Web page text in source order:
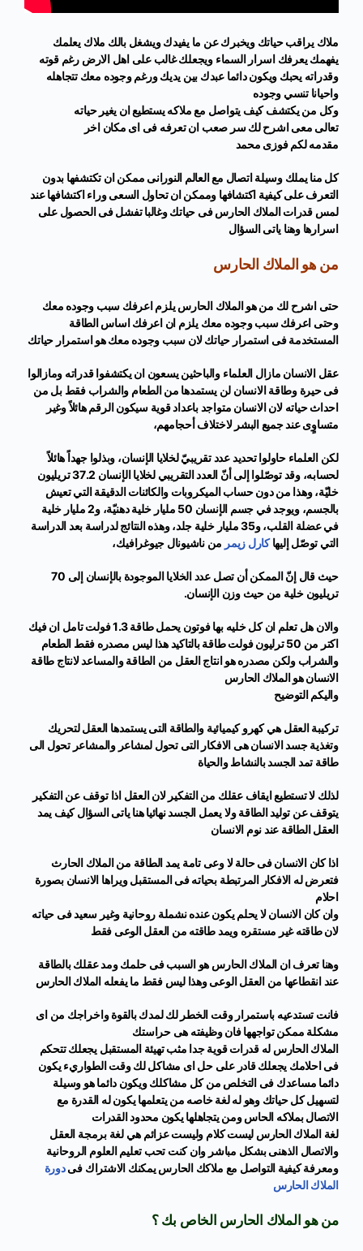
ملاك يراقب حياتك ويخبرك عن ما يفيدك ويشغل بالك ملاك يعلمك
يفهمك يعرفك اسرار السماء ويجعلك غالب على اهل الارض رغم قوته
وقدراته يحبك ويكون دائما عبدك بين يديك ورغم وجوده معك تتجاهله
واحيانا تنسي وجوده
وكل من يكتشف كيف يتواصل مع ملاكه يستطيع ان يغير حياته
تعالى معى اشرح لك سر صعب ان تعرفه فى اى مكان اخر
مقدمه لكم فوزى محمد
كل منا يملك وسيلة اتصال مع العالم النورانى ممكن ان تكتشفها بدون
التعرف على كيفية اكتشافها وممكن ان تحاول السعى وراء اكتشافها عند
لمس قدرات الملاك الحارس فى حياتك وغالبا تفشل فى الحصول على
اسرارها وهنا ياتى السؤال
من هو الملاك الحارس
حتى اشرح لك من هو الملاك الحارس يلزم اعرفك سبب وجوده معك
وحتى اعرفك سبب وجوده معك يلزم ان اعرفك اساس الطاقة
المستخدمة فى استمرار حياتك لان سبب وجوده معك هو استمرار حياتك
عقل الانسان مازال العلماء والباحثين يسعون ان يكتشفوا قدراته ومازالوا
فى حيرة وطاقة الانسان لن يستمدها من الطعام والشراب فقط بل من
احداث حياته لان الانسان متواجد باعداد قوية سيكون الرقم هائلاً وغير
متساوٍى عند جميع البشر لاختلاف أحجامهم،
لكن العلماء حاولوا تحديد عدد تقريبيّ لخلايا الإنسان، وبذلوا جهداً هائلاً
لحسابه، وقد توصّلوا إلى أنّ العدد التقريبي لخلايا الإنسان 37.2 تريليون
خليّة، وهذا من دون حساب الميكروبات والكائنات الدقيقة التي تعيش
بالجسم، ويوجد في جسم الإنسان 50 مليار خلية دهنيّة، و2 مليار خلية
في عضلة القلب، و35 مليار خلية جلد، وهذه النتائج لدراسة بعد الدراسة
التي توصّل إليهاكارل زيمر من ناشيونال جيوغرافيك،
حيث قال إنّ الممكن أن تصل عدد الخلايا الموجودة بالإنسان إلى 70
تريليون خلية من حيث وزن الإنسان.
والان هل تعلم ان كل خليه بها فوتون يحمل طاقة 1.3 فولت
تامل ان فيك
اكتر من 50 ترليون فولت طاقة بالتاكيد هذا ليس مصدره فقط الطعام
والشراب ولكن مصدره هو انتاج العقل من الطاقة والمساعد لانتاج طاقة
الانسان هو الملاك الحارس
واليكم التوضيح
تركيبة العقل هي كهرو كيميائية والطاقة التى يستمدها العقل لتحريك
وتغذية جسد الانسان هى الافكار التى تحول لمشاعر والمشاعر تحول الى
طاقة تمد الجسد بالنشاط والحياة
لذلك لا تستطيع ايقاف عقلك من التفكير لان العقل اذا توقف عن التفكير
يتوقف عن توليد الطاقة ولا يعمل الجسد نهائيا هنا ياتى السؤال كيف يمد
العقل الطاقة عند نوم الانسان
اذا كان الانسان فى حالة لا وعى تامة يمد الطاقة من الملاك الحارث
فتعرض له الافكار المرتبطة بحياته فى المستقبل ويراها الانسان بصورة
احلام
وان كان الانسان لا يحلم يكون عنده نشملة روحانية وغير سعيد فى حياته
لانطاقته غير مستقره ويمد طاقته من العقل الوعى فقط
وهنا تعرف ان الملاك الحارس هو السبب فى حلمك ومد عقلك بالطاقة
عند انقطاعها من العقل الوعىوهذا ليس فقط ما يفعله الملاك الحارس
فانت تستدعيه باستمرار وقت الخطر لك لمدك بالقوة واخراجك من اى
مشكلة ممكن تواجهها فان وظيفته هى حراستك
الملاك الحارس له قدرات قوية جدا مثب تهيئة المستقبل يجعلك تتحكم
فى احلامك يجعلك قادر على حل اى مشاكل لك وقت الطواريء يكون
دائما مساعدك فى التخلص من كل مشاكلك ويكون دائما هو وسيلة
لتسهيل كل حياتك وهو له لغة خاصه من يتعلمها يكون له القدرة مع
الاتصال بملاكه الحاس ومن يتجاهلها يكون محدود القدرات
لغة الملاك الحارس ليست كلام وليست عزائم هي لغة برمجة العقل
والاتصال الذهنى بشكل مباشر وان كنت تحب تعليم العلوم الروحانية
ومعرفة كيفية التواصل مع ملاكك الحارس يمكنك الاشتراك فىدورة
الملاك الحارس
من هو الملاك الحارس الخاص بك ؟